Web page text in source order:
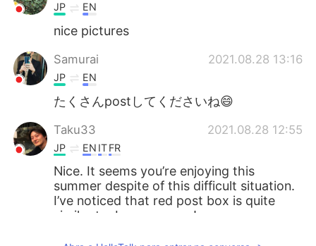
JP EN
nice pictures
Samurai 2021.08.28 13:16
JP EN
たくさんpostしてくださいね😄
Taku33 2021.08.28 12:55
JP EN ITFR
Nice. It seems you’re enjoying this
summer despite of this difficult situation.
I’ve noticed that red post box is quite
similar to Japanese one!